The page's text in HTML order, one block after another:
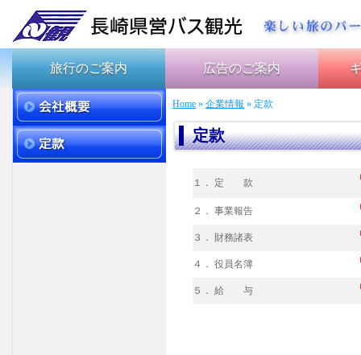
旅行のご案内 広告のご案内
Home » 企業情報 » 定款
定款
１． 定 款
２． 事業報告
３． 財務諸表
４． 役員名簿
５． 給 与